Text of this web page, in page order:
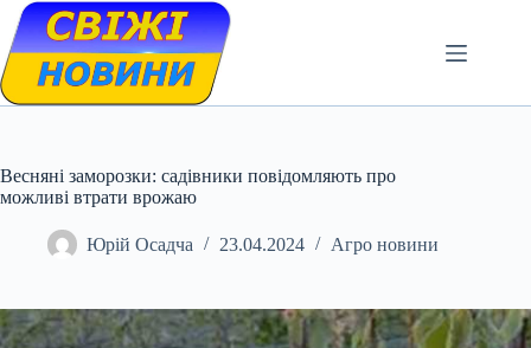
Skip
content
Весняні заморозки: садівники повідомляють про
можливі втрати врожаю
Юрій Осадча 23.04.2024 Агро новини